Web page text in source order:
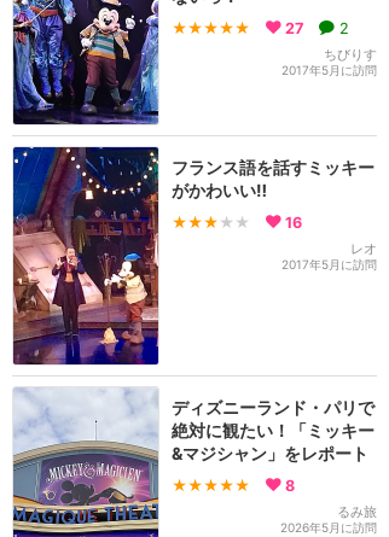
★★★★★ 27 2
ちびりす
2017年5月に訪問
フランス語を話すミッキー
がかわいい‼️
★★★ ★★ 16
レオ
2017年5月に訪問
ディズニーランド・パリで
絶対に観たい！「ミッキー
&マジシャン」をレポート
★★★★★ 8
るみ旅
2026年5月に訪問